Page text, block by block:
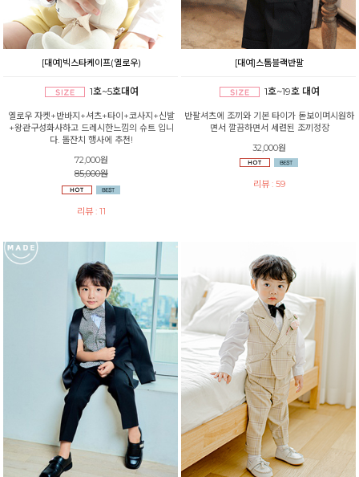
[대여]빅스타케이프(옐로우)
1호~5호대여
옐로우 자켓+반바지+셔츠+타이+코사지+신발
+왕관구성화사하고 드레시한느낌의 슈트 입니
다. 돌잔치 행사에 추천!
72,000원
85,000원
리뷰 : 11
[대여]스톰블랙반팔
1호~19호 대여
반팔셔츠에 조끼와 기본 타이가 돋보이며시원하
면서 깔끔하면서 세련된 조끼정장
32,000원
리뷰 : 59